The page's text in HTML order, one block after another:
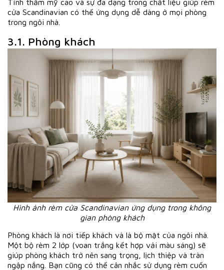
Tính thẩm mỹ cao và sự đa dạng trong chất liệu giúp rèm
cửa Scandinavian có thể ứng dụng dễ dàng ở mọi phòng
trong ngôi nhà.
3.1. Phòng khách
Hình ảnh rèm cửa Scandinavian ứng dụng trong không
gian phòng khách
Phòng khách là nơi tiếp khách và là bộ mặt của ngôi nhà.
Một bộ rèm 2 lớp (voan trắng kết hợp vải màu sáng) sẽ
giúp phòng khách trở nên sang trọng, lịch thiệp và tràn
ngập nắng. Bạn cũng có thể cân nhắc sử dụng rèm cuốn